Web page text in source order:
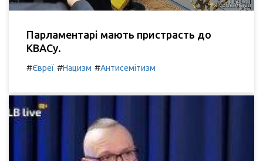
Парламентарі мають пристрасть до
КВАСу.
#Євреї #Нацизм #Антисемітизм